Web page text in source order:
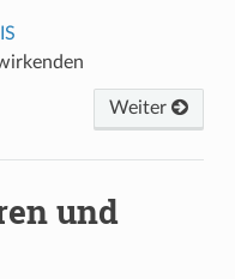
Weiter
und